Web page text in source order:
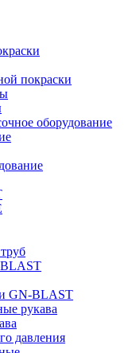
покраски
оборудование
GN-BLAST
рукава
давления